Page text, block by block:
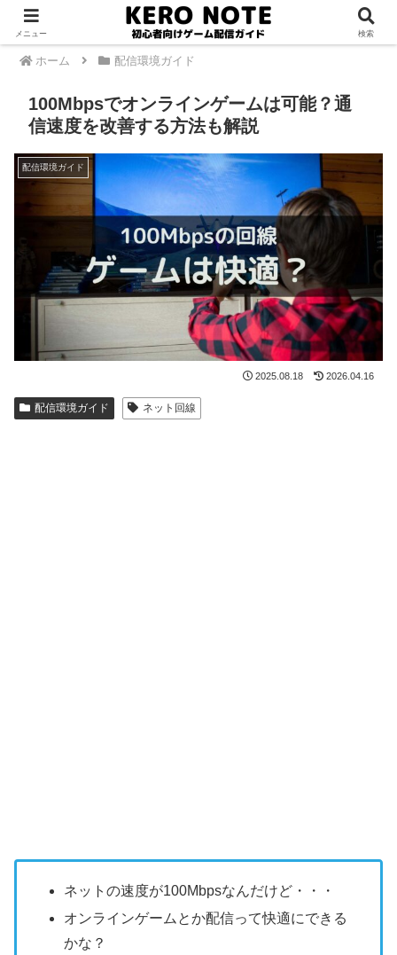
PR
ホーム 配信環境ガイド
100Mbpsでオンラインゲームは可能？通
信速度を改善する方法も解説
配信環境ガイド
2025.08.18 2026.04.16
配信環境ガイド ネット回線
ネットの速度が100Mbpsなんだけど・・・
オンラインゲームとか配信って快適にできる
かな？
メニュー 検索